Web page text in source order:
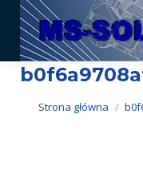
Jesteś tutaj:
Strona główna